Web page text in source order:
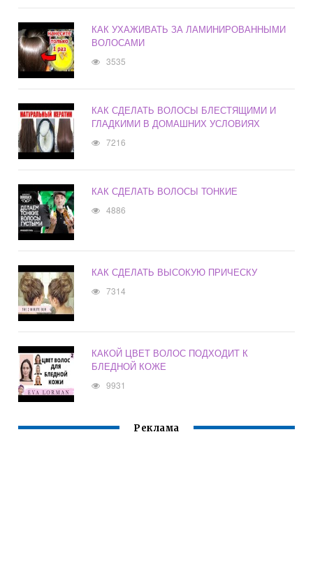
КАК УХАЖИВАТЬ ЗА ЛАМИНИРОВАННЫМИ
ВОЛОСАМИ
3535
КАК СДЕЛАТЬ ВОЛОСЫ БЛЕСТЯЩИМИ И
ГЛАДКИМИ В ДОМАШНИХ УСЛОВИЯХ
7216
КАК СДЕЛАТЬ ВОЛОСЫ ТОНКИЕ
4886
КАК СДЕЛАТЬ ВЫСОКУЮ ПРИЧЕСКУ
7314
КАКОЙ ЦВЕТ ВОЛОС ПОДХОДИТ К
БЛЕДНОЙ КОЖЕ
9931
Реклама